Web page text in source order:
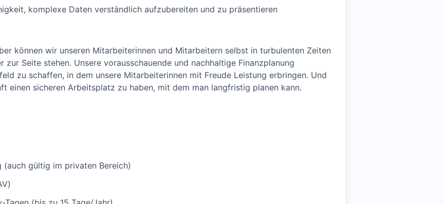
komplexe Daten verständlich aufzubereiten und zu präsentieren
können wir unseren Mitarbeiterinnen und Mitarbeitern selbst in turbulenten Zeiten
Seite stehen. Unsere vorausschauende und nachhaltige Finanzplanung
zu schaffen, in dem unsere Mitarbeiterinnen mit Freude Leistung erbringen. Und
einen sicheren Arbeitsplatz zu haben, mit dem man langfristig planen kann.
gültig im privaten Bereich)